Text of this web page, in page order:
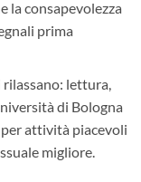
la consapevolezza
prima
rilassano: lettura,
di Bologna
attività piacevoli
migliore.